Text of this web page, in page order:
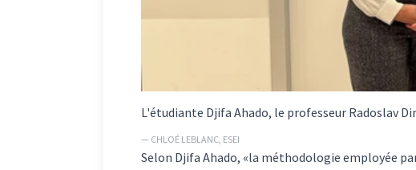
L'étudiante Djifa Ahado, le professeur Radoslav
— CHLOÉ LEBLANC, ESEI
Selon Djifa Ahado, «la méthodologie employée